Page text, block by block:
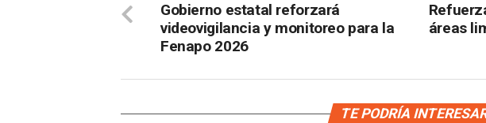
áreas
Gobierno estatal reforzará
videovigilancia y monitoreo para la
Fenapo 2026
TE PODRÍA